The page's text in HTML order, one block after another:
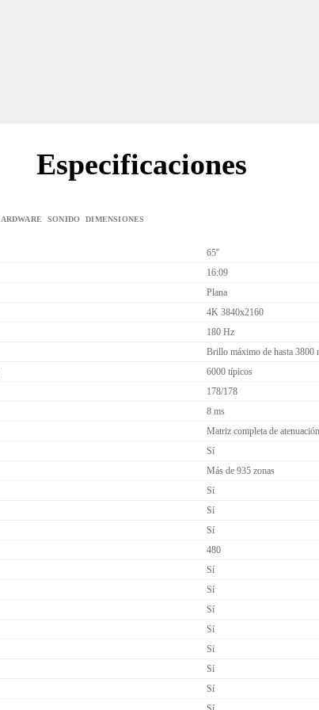
Especificaciones
SONIDO DIMENSIONES
65''
16:09
Plana
4K 3840x2160
180 Hz
Brillo máximo de hasta 3800
6000 típicos
178/178
8 ms
Matriz completa de
Sí
Más de 935 zonas
Sí
Sí
Sí
480
Sí
Sí
Sí
Sí
Sí
Sí
Sí